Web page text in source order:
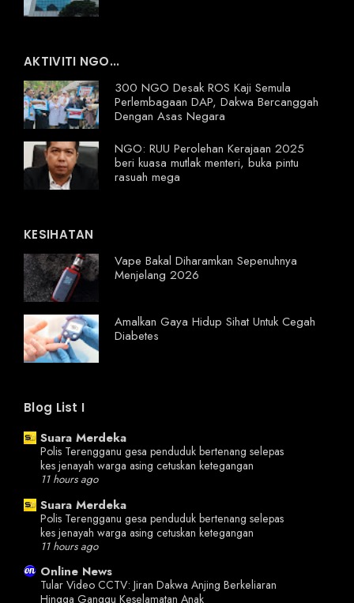
AKTIVITI NGO...
300 NGO Desak ROS Kaji Semula
Perlembagaan DAP, Dakwa Bercanggah
Dengan Asas Negara
NGO: RUU Perolehan Kerajaan 2025
beri kuasa mutlak menteri, buka pintu
rasuah mega
KESIHATAN
Vape Bakal Diharamkan Sepenuhnya
Menjelang 2026
Amalkan Gaya Hidup Sihat Untuk Cegah
Diabetes
Blog List I
Suara Merdeka
Polis Terengganu gesa penduduk bertenang selepas
kes jenayah warga asing cetuskan ketegangan
11 hours ago
Suara Merdeka
Polis Terengganu gesa penduduk bertenang selepas
kes jenayah warga asing cetuskan ketegangan
11 hours ago
Online News
Tular Video CCTV: Jiran Dakwa Anjing Berkeliaran
Hingga Ganggu Keselamatan Anak